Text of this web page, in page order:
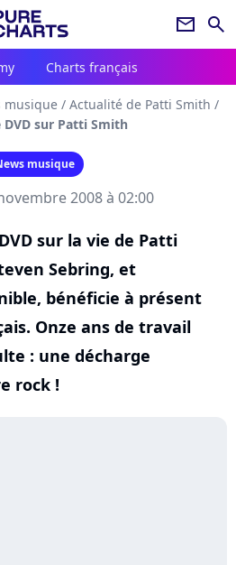
newsletter search
Charts français
musique / Actualité de Patti Smith /
sur Patti Smith
musique
2008 à 02:00
sur la vie de Patti
Sebring, et
bénéficie à présent
Onze ans de travail
: une décharge
rock !